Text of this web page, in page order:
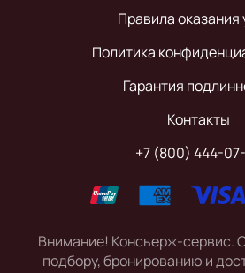
Правила оказания
Политика
Гарантия
Контакты
+7 (800) 444-
Внимание! Консьерж-сервис.
подбору, бронированию и